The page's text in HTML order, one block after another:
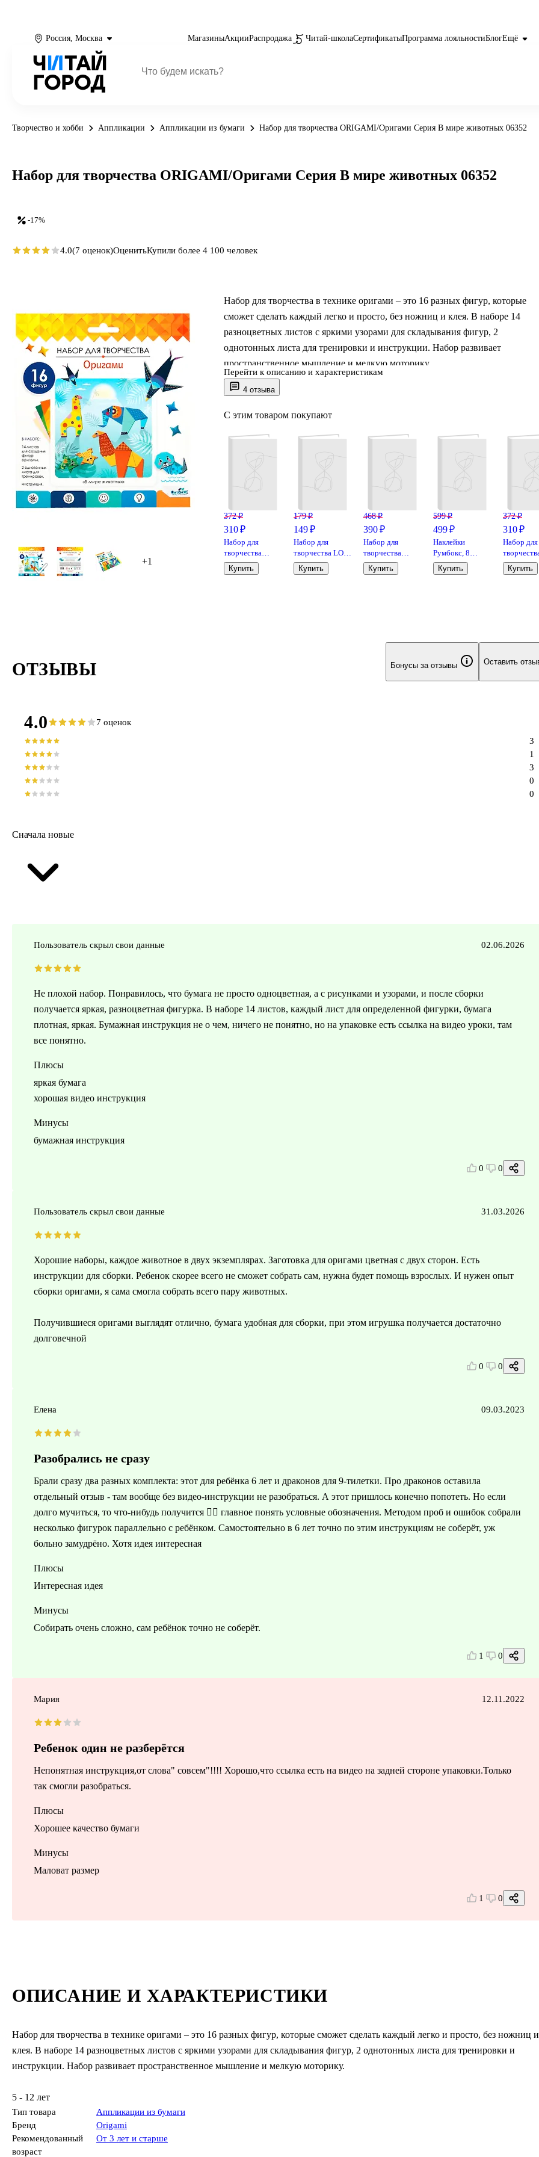
Россия, Москва МагазиныАкцииРаспродажа Читай-школаСертификатыПрограмма лояльностиБлогЕщё
Творчество и хобби Аппликации Аппликации из бумаги Набор для творчества ORIGAMI/Оригами Серия В мире животных 06352
+1
4 отзыва
Набор для творчества в технике оригами – это 16 разных фигур, которые
сможет сделать каждый легко и просто, без ножниц и клея. В наборе 14
разноцветных листов с яркими узорами для складывания фигур, 2
однотонных листа для тренировки и инструкции. Набор развивает
пространственное мышление и мелкую моторику.
5 - 12 лет
Перейти к описанию и характеристикам
С этим товаром покупают
372 ₽
310 ₽
Набор для
творчества
Оригами
"Подводный
Купить
179 ₽
149 ₽
Набор для
творчества LORI
Фигурки из
бисера Бабочка
Купить
468 ₽
390 ₽
Набор для
творчества
Origami.
Алмазная
Купить
599 ₽
499 ₽
Наклейки
Румбокс, 8
локаций, 8
листов с
Купить
372 ₽
310 ₽
Набор для
Оригами
драконов"
Купить
-17%
Набор для творчества ORIGAMI/Оригами Серия В мире животных 06352
4.0(7 оценок)ОценитьКупили более 4 100 человек
ОПИСАНИЕ И ХАРАКТЕРИСТИКИ
Набор для творчества в технике оригами – это 16 разных фигур, которые сможет сделать каждый легко и просто, без ножниц и
клея. В наборе 14 разноцветных листов с яркими узорами для складывания фигур, 2 однотонных листа для тренировки и
инструкции. Набор развивает пространственное мышление и мелкую моторику.
5 - 12 лет
Тип товара
Аппликации из бумаги
Бренд
Origami
Рекомендованный
возраст
От 3 лет и старше
ОТЗЫВЫ Бонусы за отзывы Оставить
4.0 7 оценок
0
0
3
1
3
Сначала новые
Пользователь скрыл свои данные 02.06.2026
Не плохой набор. Понравилось, что бумага не просто одноцветная, а с рисунками и узорами, и после сборки
получается яркая, разноцветная фигурка. В наборе 14 листов, каждый лист для определенной фигурки, бумага
плотная, яркая. Бумажная инструкция не о чем, ничего не понятно, но на упаковке есть ссылка на видео уроки, там
все понятно.
Плюсы
яркая бумага
хорошая видео инструкция
Минусы
бумажная инструкция
0 0
Пользователь скрыл свои данные 31.03.2026
Хорошие наборы, каждое животное в двух экземплярах. Заготовка для оригами цветная с двух сторон. Есть
инструкции для сборки. Ребенок скорее всего не сможет собрать сам, нужна будет помощь взрослых. И нужен опыт
сборки оригами, я сама смогла собрать всего пару животных.
Получившиеся оригами выглядят отлично, бумага удобная для сборки, при этом игрушка получается достаточно
долговечной
0 0
Елена 09.03.2023
Разобрались не сразу
Брали сразу два разных комплекта: этот для ребёнка 6 лет и драконов для 9-тилетки. Про драконов оставила
отдельный отзыв - там вообще без видео-инструкции не разобраться. А этот пришлось конечно попотеть. Но если
долго мучиться, то что-нибудь получится 🤦‍♀️ главное понять условные обозначения. Методом проб и ошибок собрали
несколько фигурок параллельно с ребёнком. Самостоятельно в 6 лет точно по этим инструкциям не соберёт, уж
больно замудрёно. Хотя идея интересная
Плюсы
Интересная идея
Минусы
Собирать очень сложно, сам ребёнок точно не соберёт.
1 0
Мария 12.11.2022
Ребенок один не разберётся
Непонятная инструкция,от слова" совсем"!!!! Хорошо,что ссылка есть на видео на задней стороне упаковки.Только
так смогли разобраться.
Плюсы
Хорошее качество бумаги
Минусы
Маловат размер
1 0